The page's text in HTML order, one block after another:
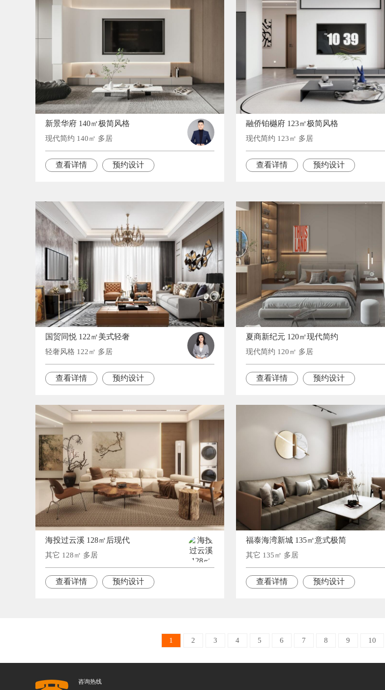
新景华府 140㎡极简风格
现代简约 140㎡ 多居
查看详情 预约设计
融侨铂樾府 123㎡极简风格
现代简约 123㎡ 多居
查看详情 预约设计
国贸同悦 122㎡美式轻奢
轻奢风格 122㎡ 多居
查看详情 预约设计
夏商新纪元 120㎡现代简约
现代简约 120㎡ 多居
查看详情 预约设计
海投过云溪 128㎡后现代
其它 128㎡ 多居
查看详情 预约设计
福泰海湾新城 135㎡意式极简
其它 135㎡ 多居
查看详情 预约设计
1 2 3 4 5 6 7 8 9 10
咨询热线